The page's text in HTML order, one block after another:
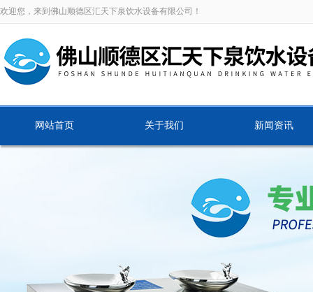
欢迎您，来到佛山顺德区汇天下泉饮水设备有限公司！
网站首页 关于我们 新闻资讯